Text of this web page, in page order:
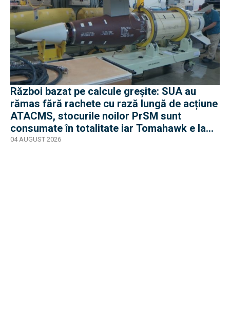
Război bazat pe calcule greșite: SUA au
rămas fără rachete cu rază lungă de acțiune
ATACMS, stocurile noilor PrSM sunt
consumate în totalitate iar Tomahawk e la
jumătate
04 AUGUST 2026